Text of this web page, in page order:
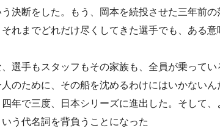
決断をした。もう、岡本を続投させた三年前の
れまでどれだけ尽くしてきた選手でも、ある
選手もスタッフもその家族も、全員が乗って
のために、その船を沈めるわけにはいかないん
年で三度、日本シリーズに進出した。そして
う代名詞を背負うことになった